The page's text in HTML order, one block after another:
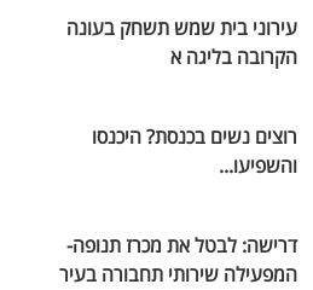
עירוני בית שמש תשחק בעונה
הקרובה בליגה א
רוצים נשים בכנסת? היכנסו
והשפיעו...
דרישה: לבטל את מכרז תנופה-
המפעילה שירותי תחבורה בעיר